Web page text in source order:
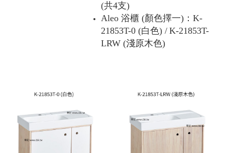
(共4支)
Aleo 浴櫃 (顏色擇一)： K-
21853T-0 (白色) / K-21853T-
LRW (淺原木色)